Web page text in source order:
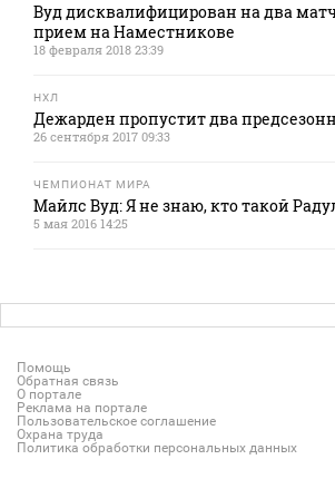
Вуд дисквалифицирован на два
прием на Наместникове
18 февраля 2018 23:39
НХЛ
Дежарден пропустит два
26 сентября 2017 09:33
ЧЕМПИОНАТ МИРА
Майлс Вуд: Я не знаю, кто такой
5 мая 2016 14:25
Помощь
Обратная связь
О портале
Реклама на портале
Пользовательское соглашение
Охрана труда
Политика обработки персональных данных